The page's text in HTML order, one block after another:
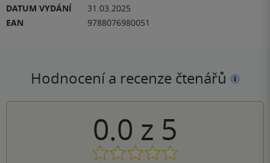
DATUM VYDÁNÍ
31.03.2025
EAN
9788076980051
Hodnocení a recenze čtenářů
0.0 z 5